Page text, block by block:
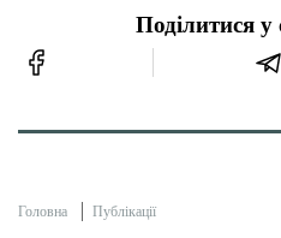
Поділитися
Головна Публікації